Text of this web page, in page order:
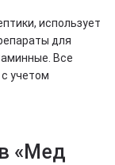
использует
для
Все
учетом
«Мед